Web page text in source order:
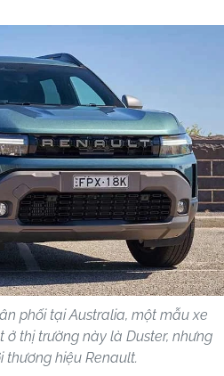
phối tại Australia, một mẫu xe
thị trường này là Duster, nhưng
thương hiệu Renault.